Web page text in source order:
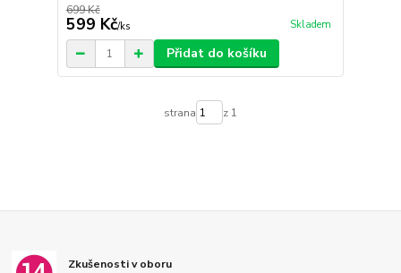
699 Kč
599 Kč/ks Skladem
Přidat do košíku
strana z 1
Zkušenosti v oboru